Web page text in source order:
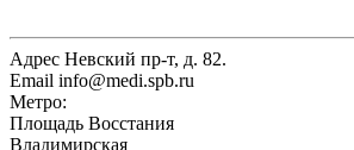
Адрес Невский пр-т, д. 82.
Email info@medi.spb.ru
Метро:
Площадь Восстания
Владимирская